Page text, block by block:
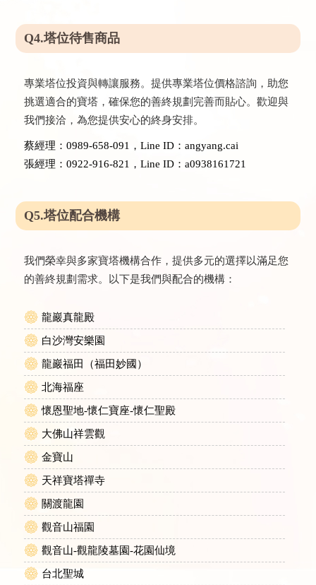
Q4.塔位待售商品
專業塔位投資與轉讓服務。提供專業塔位價格諮詢，助您
挑選適合的寶塔，確保您的善終規劃完善而貼心。歡迎與
我們接洽，為您提供安心的終身安排。
蔡經理：0989-658-091，Line ID：angyang.cai
張經理：0922-916-821，Line ID：a0938161721
Q5.塔位配合機構
我們榮幸與多家寶塔機構合作，提供多元的選擇以滿足您
的善終規劃需求。以下是我們與配合的機構：
龍巖真龍殿
白沙灣安樂園
龍巖福田（福田妙國）
北海福座
懷恩聖地-懷仁寶座-懷仁聖殿
大佛山祥雲觀
金寶山
天祥寶塔禪寺
關渡龍園
觀音山福園
觀音山-觀龍陵墓園-花園仙境
台北聖城